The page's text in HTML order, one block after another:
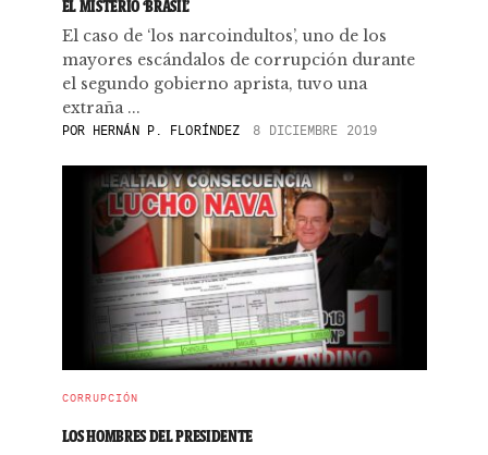
EL MISTERIO ‘BRASIL’
El caso de ‘los narcoindultos’, uno de los
mayores escándalos de corrupción durante
el segundo gobierno aprista, tuvo una
extraña ...
PORHERNÁN P. FLORÍNDEZ 8 DICIEMBRE 2019
CORRUPCIÓN
LOS HOMBRES DEL PRESIDENTE